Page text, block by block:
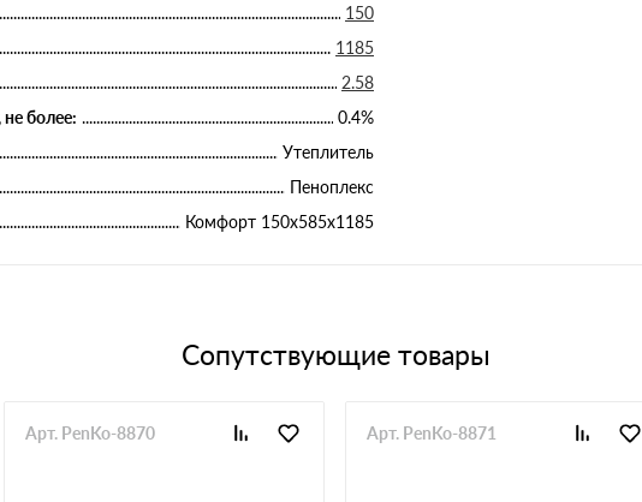
150
1185
2.58
более:
0.4%
Утеплитель
Пеноплекс
Комфорт 150х585х1185
Сопутствующие товары
Арт. PenKo-8870 Арт. PenKo-8871